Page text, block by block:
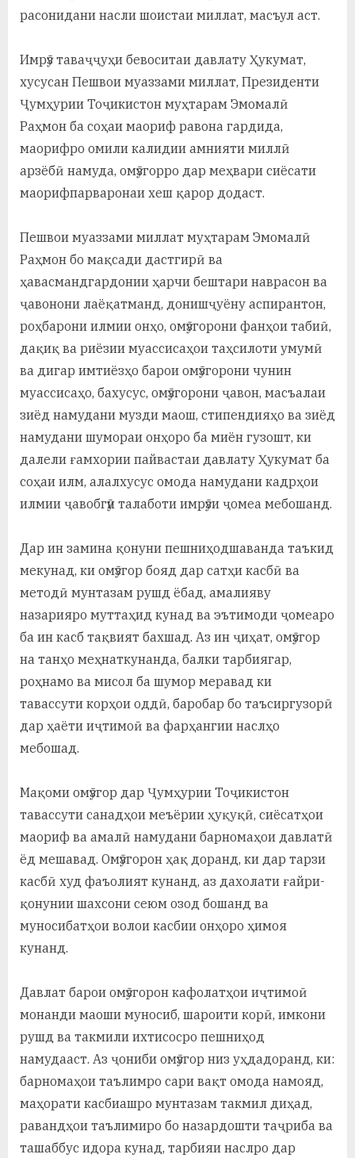
расонидани насли шоистаи миллат, масъул аст.
Имрӯз таваҷҷуҳи бевоситаи давлату Ҳукумат,
хусусан Пешвои муаззами миллат, Президенти
Ҷумҳурии Тоҷикистон муҳтарам Эмомалӣ
Раҳмон ба соҳаи маориф равона гардида,
маорифро омили калидии амнияти миллӣ
арзёбӣ намуда, омӯзгорро дар меҳвари сиёсати
маорифпарваронаи хеш қарор додаст.
Пешвои муаззами миллат муҳтарам Эмомалӣ
Раҳмон бо мақсади дастгирӣ ва
ҳавасмандгардонии ҳарчи бештари наврасон ва
ҷавонони лаёқатманд, донишҷуёну аспирантон,
роҳбарони илмии онҳо, омӯзгорони фанҳои табиӣ,
дақиқ ва риёзии муассисаҳои таҳсилоти умумӣ
ва дигар имтиёзҳо барои омӯзгорони чунин
муассисаҳо, бахусус, омӯзгорони ҷавон, масъалаи
зиёд намудани музди маош, стипендияҳо ва зиёд
намудани шумораи онҳоро ба миён гузошт, ки
далели ғамхории пайвастаи давлату Ҳукумат ба
соҳаи илм, алалхусус омода намудани кадрҳои
илмии ҷавобгӯи талаботи имрӯзи ҷомеа мебошанд.
Дар ин замина қонуни пешниҳодшаванда таъкид
мекунад, ки омӯзгор бояд дар сатҳи касбӣ ва
методӣ мунтазам рушд ёбад, амалияву
назарияро муттаҳид кунад ва эътимоди ҷомеаро
ба ин касб тақвият бахшад. Аз ин ҷиҳат, омӯзгор
на танҳо меҳнаткунанда, балки тарбиягар,
роҳнамо ва мисол ба шумор меравад ки
тавассути корҳои оддӣ, баробар бо таъсиргузорӣ
дар ҳаёти иҷтимоӣ ва фарҳангии наслҳо
мебошад.
Мақоми омӯзгор дар Ҷумҳурии Тоҷикистон
тавассути санадҳои меъёрии ҳуқуқӣ, сиёсатҳои
маориф ва амалӣ намудани барномаҳои давлатӣ
ёд мешавад. Омӯзгорон ҳақ доранд, ки дар тарзи
касбӣ худ фаъолият кунанд, аз дахолати ғайри­
қонунии шахсони сеюм озод бошанд ва
муносибатҳои волои касбии онҳоро ҳимоя
кунанд.
Давлат барои омӯзгорон кафолатҳои иҷтимоӣ
монанди маоши муносиб, шароити корӣ, имкони
рушд ва такмили ихтисосро пешниҳод
намудааст. Аз ҷониби омӯзгор низ уҳдадоранд, ки:
барномаҳои таълимро сари вақт омода намояд,
маҳорати касбиашро мунтазам такмил диҳад,
равандҳои таълимиро бо назардошти таҷриба ва
ташаббус идора кунад, тарбияи наслро дар